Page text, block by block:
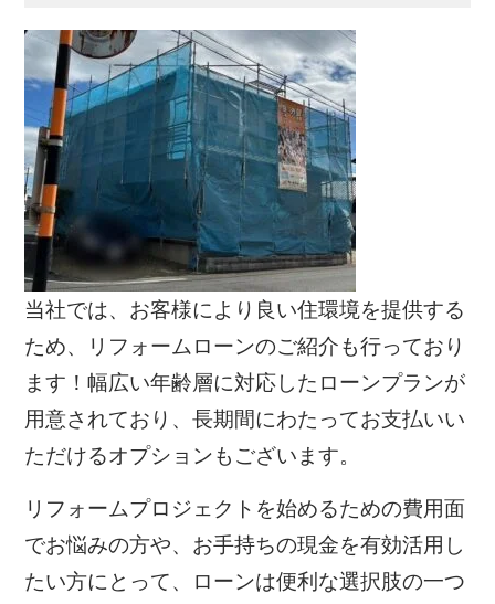
当社では、お客様により良い住環境を提供する
ため、リフォームローンのご紹介も行っており
ます！幅広い年齢層に対応したローンプランが
用意されており、長期間にわたってお支払いい
ただけるオプションもございます。
リフォームプロジェクトを始めるための費用面
でお悩みの方や、お手持ちの現金を有効活用し
たい方にとって、ローンは便利な選択肢の一つ